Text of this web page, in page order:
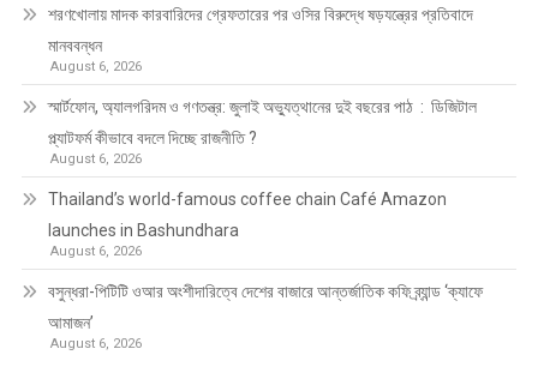
শরণখোলায় মাদক কারবারিদের গ্রেফতারের পর ওসির বিরুদ্ধে ষড়যন্ত্রের প্রতিবাদে
মানববন্ধন
August 6, 2026
স্মার্টফোন, অ্যালগরিদম ও গণতন্ত্র: জুলাই অভ্যুত্থানের দুই বছরের পাঠ : ডিজিটাল
প্ল্যাটফর্ম কীভাবে বদলে দিচ্ছে রাজনীতি ?
August 6, 2026
Thailand’s world-famous coffee chain Café Amazon
launches in Bashundhara
August 6, 2026
বসুন্ধরা-পিটিটি ওআর অংশীদারিত্বে দেশের বাজারে আন্তর্জাতিক কফি ব্র্যান্ড ‘ক্যাফে
আমাজন’
August 6, 2026